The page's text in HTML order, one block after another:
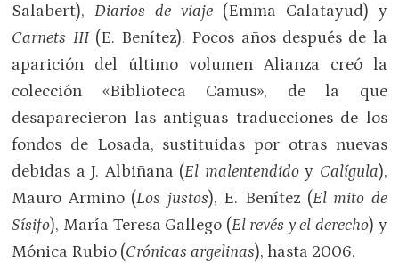
Salabert),Diarios de viaje (Emma Calatayud) y
Carnets III (E. Benítez). Pocos años después de la
aparición del último volumen Alianza creó la
colección «Biblioteca Camus», de la que
desaparecieron las antiguas traducciones de los
fondos de Losada, sustituidas por otras nuevas
debidas a J. Albiñana (El malentendidoy Calígula),
Mauro Armiño (Los justos), E. Benítez (El mito de
Sísifo), María Teresa Gallego (El revés y el derecho) y
Mónica Rubio (Crónicas argelinas), hasta 2006.